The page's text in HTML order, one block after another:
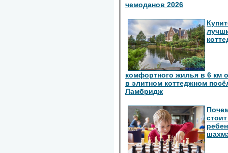
чемоданов 2026
комфортного жилья в 6 км
в элитном коттеджном
Ламбридж